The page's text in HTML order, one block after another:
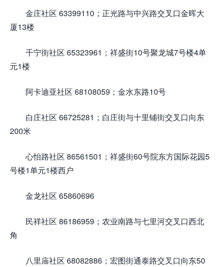
金庄社区 63399110；正光路与中兴路交叉口金晖大
厦13楼
千宁街社区 65323961；祥盛街10号聚龙城7号楼4单
元1楼
阿卡迪亚社区 68108059；金水东路10号
白庄社区 66725281；白庄街与十里铺街交叉口向东
200米
心怡路社区 86561501；祥盛街60号院东方国际花园5
号楼1单元1楼西户
金龙社区 65860696
民祥社区 86186959；农业南路与七里河交叉口西北
角
八里庙社区 68082886；宏图街通泰路交叉口向东50